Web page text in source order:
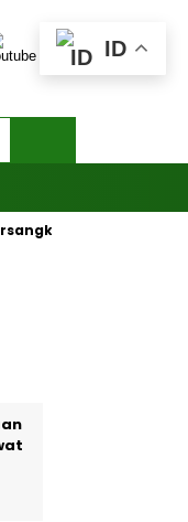
MAKI Laporkan
ID